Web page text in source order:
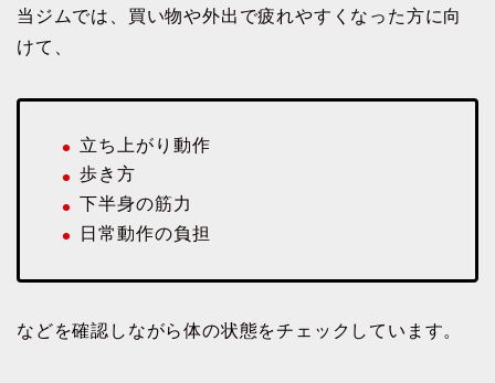
当ジムでは、買い物や外出で疲れやすくなった方に向
けて、
立ち上がり動作
歩き方
下半身の筋力
日常動作の負担
などを確認しながら体の状態をチェックしています。